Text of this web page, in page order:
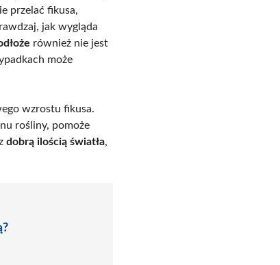
przelać fikusa,
jak wygląda
również nie jest
może
wzrostu fikusa.
rośliny, pomoże
dobrą ilością światła,